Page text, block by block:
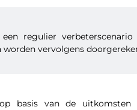
regulier
vervolgens
basis van de uitkomsten